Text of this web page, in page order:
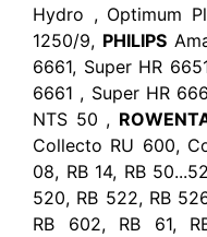
Hydro , Optimum
1250/9, PHILIPS
6661, Super HR
6661 , Super HR
NTS 50 ,
Collecto RU 600,
08, RB 14, RB
520, RB 522, RB
RB 602, RB 61,